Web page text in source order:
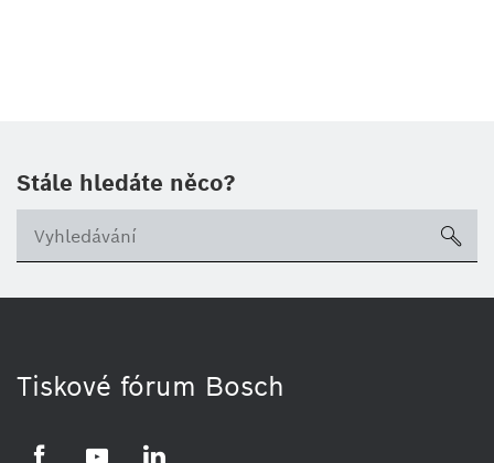
Stále hledáte něco?
Tiskové fórum Bosch